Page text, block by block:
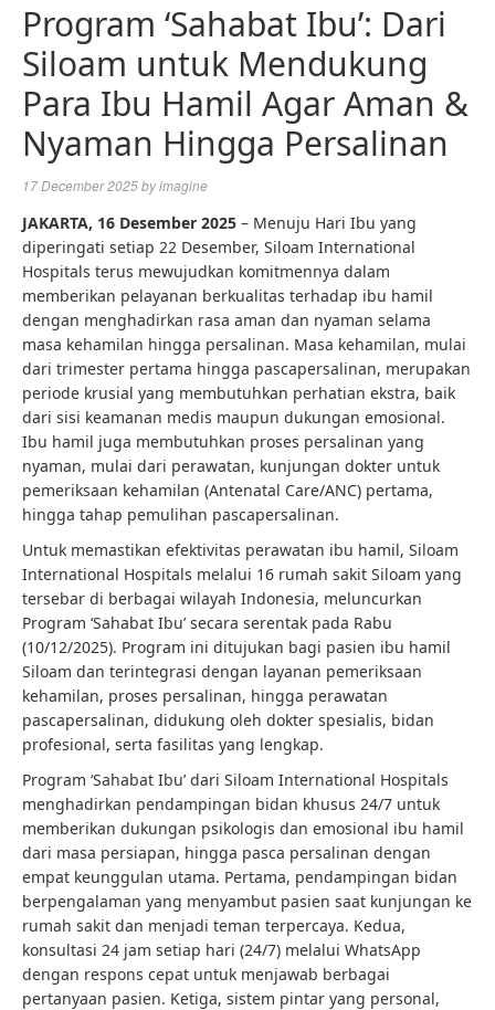
Program ‘Sahabat Ibu’: Dari
Siloam untuk Mendukung
Para Ibu Hamil Agar Aman &
Nyaman Hingga Persalinan
17 December 2025byimagine
JAKARTA, 16 Desember 2025 – Menuju Hari Ibu yang
diperingati setiap 22 Desember, Siloam International
Hospitals terus mewujudkan komitmennya dalam
memberikan pelayanan berkualitas terhadap ibu hamil
dengan menghadirkan rasa aman dan nyaman selama
masa kehamilan hingga persalinan. Masa kehamilan, mulai
dari trimester pertama hingga pascapersalinan, merupakan
periode krusial yang membutuhkan perhatian ekstra, baik
dari sisi keamanan medis maupun dukungan emosional.
Ibu hamil juga membutuhkan proses persalinan yang
nyaman, mulai dari perawatan, kunjungan dokter untuk
pemeriksaan kehamilan (Antenatal Care/ANC) pertama,
hingga tahap pemulihan pascapersalinan.
Untuk memastikan efektivitas perawatan ibu hamil, Siloam
International Hospitals melalui 16 rumah sakit Siloam yang
tersebar di berbagai wilayah Indonesia, meluncurkan
Program ‘Sahabat Ibu’ secara serentak pada Rabu
(10/12/2025). Program ini ditujukan bagi pasien ibu hamil
Siloam dan terintegrasi dengan layanan pemeriksaan
kehamilan, proses persalinan, hingga perawatan
pascapersalinan, didukung oleh dokter spesialis, bidan
profesional, serta fasilitas yang lengkap.
Program ‘Sahabat Ibu’ dari Siloam International Hospitals
menghadirkan pendampingan bidan khusus 24/7 untuk
memberikan dukungan psikologis dan emosional ibu hamil
dari masa persiapan, hingga pasca persalinan dengan
empat keunggulan utama. Pertama, pendampingan bidan
berpengalaman yang menyambut pasien saat kunjungan ke
rumah sakit dan menjadi teman terpercaya. Kedua,
konsultasi 24 jam setiap hari (24/7) melalui WhatsApp
dengan respons cepat untuk menjawab berbagai
pertanyaan pasien. Ketiga, sistem pintar yang personal,